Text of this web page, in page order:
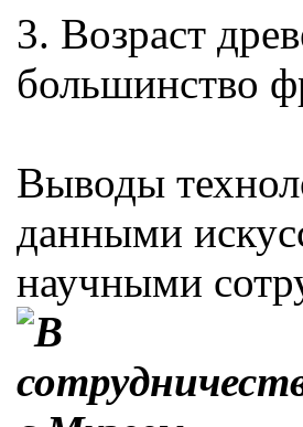
3. Возраст
большинство
Выводы
данными
научными